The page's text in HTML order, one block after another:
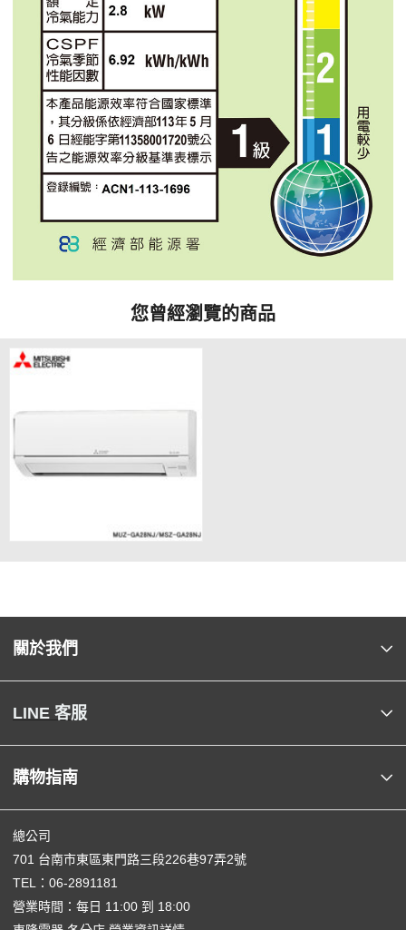
您曾經瀏覽的商品
關於我們
LINE 客服
購物指南
總公司
701 台南市東區東門路三段226巷97弄2號
TEL： 06-2891181
營業時間：每日 11:00 到 18:00